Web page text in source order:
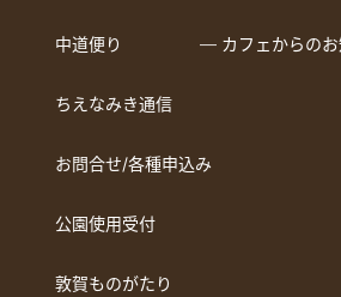
中道便り ― カフェからのお
ちえなみき通信
お問合せ/各種申込み
公園使用受付
敦賀ものがたり